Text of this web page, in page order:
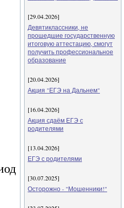
[29.04.2026]
Девятиклассники, не
прошедшие государственную
итоговую аттестацию, смогут
получить профессиональное
образование
[20.04.2026]
Акция "ЕГЭ на Дальнем"
[16.04.2026]
Акция сдаём ЕГЭ с
родителями
[13.04.2026]
ЕГЭ с родителями
[30.07.2025]
Осторожно - "Мошенники!"